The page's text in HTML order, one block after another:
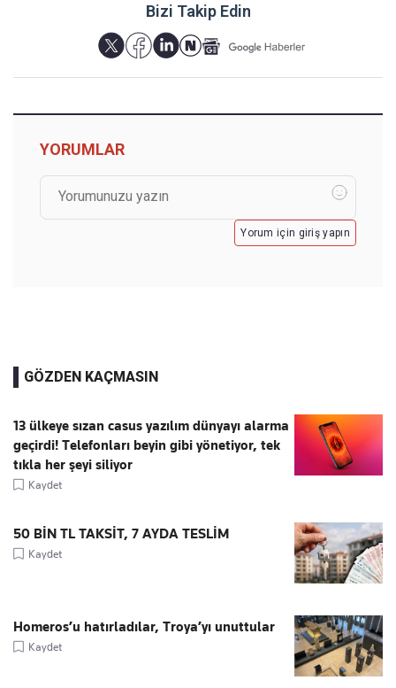
Bizi Takip Edin
YORUMLAR
Yorum için giriş yapın
GÖZDEN KAÇMASIN
13 ülkeye sızan casus yazılım dünyayı alarma
geçirdi! Telefonları beyin gibi yönetiyor, tek
tıkla her şeyi siliyor
Kaydet
50 BİN TL TAKSİT, 7 AYDA TESLİM
Kaydet
Homeros’u hatırladılar, Troya’yı unuttular
Kaydet